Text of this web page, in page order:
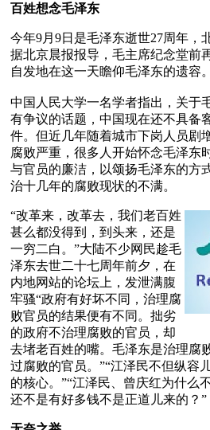
百姓想念毛泽东
今年9月9日是毛泽东逝世27周年，
据北京晨报报导，毛主席纪念堂前
自发地在这一天瞻仰毛泽东的遗容。
中国人民大学一名学者指出，关于
有争议的话题，中国现在还不具备
件。但近几年随着城市下岗人员剧
腐败严重，很多人开始怀念毛泽东
与官员的廉洁，以颂扬毛泽东的方
治十几年的腐败现状的不满。
“改革来，改革去，我们老百姓
甚么都没得到，到头来，还是
一穷二白。”大陆不少网民趁毛
泽东去世二十七周年前夕，在
内地网站的论坛上，发泄满腹
牢骚“政府有好坏不同，治理腐
败官员的结果便有不同。拙劣
的政府不治理腐败的官员，却
去堵老百姓的嘴。毛泽东是治理腐
过腐败的官员。”“江泽民不但纵容
的核心。”“江泽民、曾庆红为什么
还不是有好多钱不是正道儿来的？”